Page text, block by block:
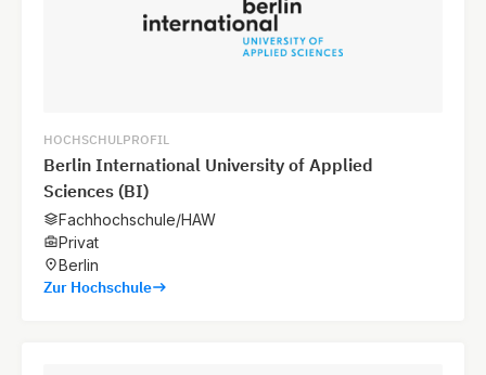
HOCHSCHULPROFIL
Berlin International University of Applied
Sciences (BI)
Fachhochschule/HAW
Privat
Berlin
Zur Hochschule